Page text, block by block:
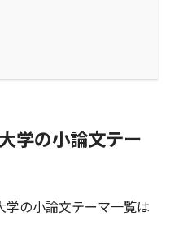
学の小論文テー
の小論文テーマ一覧は